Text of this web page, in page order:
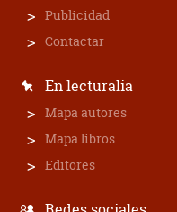
Publicidad
Contactar
En lecturalia
Mapa autores
Mapa libros
Editores